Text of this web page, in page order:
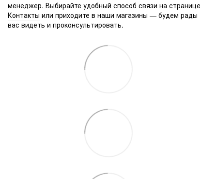
менеджер. Выбирайте удобный способ связи на странице
Контакты или приходите в наши магазины — будем рады
вас видеть и проконсультировать.